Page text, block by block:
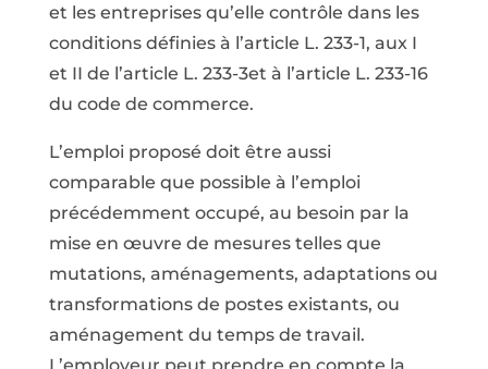
et les entreprises qu’elle contrôle dans les
conditions définies à l’article L. 233-1, aux I
et II de l’article L. 233-3et à l’article L. 233-16
du code de commerce.
L’emploi proposé doit être aussi
comparable que possible à l’emploi
précédemment occupé, au besoin par la
mise en œuvre de mesures telles que
mutations, aménagements, adaptations ou
transformations de postes existants, ou
aménagement du temps de travail.